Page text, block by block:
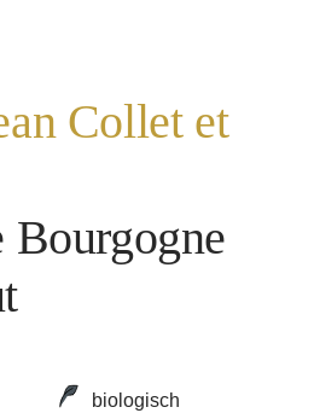
Collet et
Bourgogne
biologisch